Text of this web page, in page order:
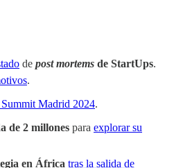
de post mortems de StartUps.
.
Madrid 2024.
de 2 millones para explorar su
en África tras la salida de